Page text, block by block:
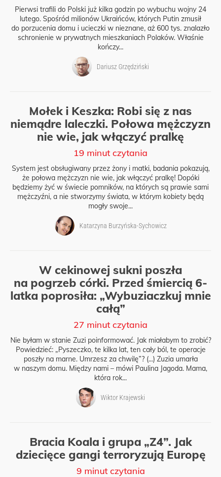
Pierwsi trafili do Polski już kilka godzin po wybuchu wojny 24
lutego. Spośród milionów Ukraińców, których Putin zmusił
do porzucenia domu i ucieczki w nieznane, aż 600 tys. znalazło
schronienie w prywatnych mieszkaniach Polaków. Właśnie
kończy...
Dariusz Grzędziński
Mołek i Keszka: Robi się z nas
niemądre laleczki. Połowa mężczyzn
nie wie, jak włączyć pralkę
19 minut czytania
System jest obsługiwany przez żony i matki, badania pokazują,
że połowa mężczyzn nie wie, jak włączyć pralkę! Dopóki
będziemy żyć w świecie pomników, na których są prawie sami
mężczyźni, a nie stworzymy świata, w którym kobiety będą
mogły swoje...
Katarzyna Burzyńska-Sychowicz
W cekinowej sukni poszła
na pogrzeb córki. Przed śmiercią 6-
latka poprosiła: „Wybuziaczkuj mnie
całą”
27 minut czytania
Nie byłam w stanie Zuzi poinformować. Jak miałabym to zrobić?
Powiedzieć: „Pyszeczko, te kilka lat, ten cały ból, te operacje
poszły na marne. Umrzesz za chwilę”? (...) Zuzia umarła
w naszym domu. Między nami – mówi Paulina Jagoda. Mama,
która rok...
Wiktor Krajewski
Bracia Koala i grupa „Z4”. Jak
dziecięce gangi terroryzują Europę
9 minut czytania